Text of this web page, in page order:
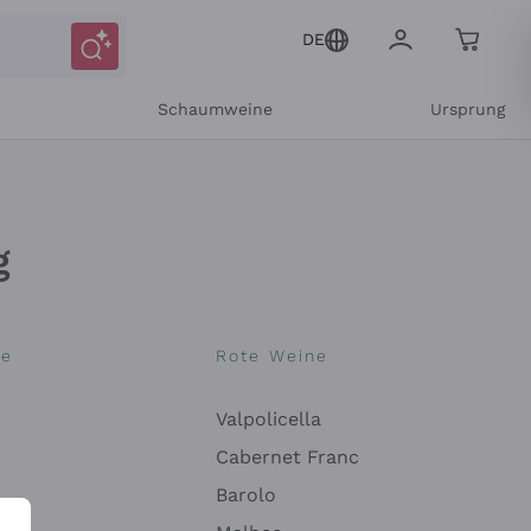
DE
Schaumweine Ursprung
Rote Weine
Valpolicella
Cabernet Franc
Barolo
und personalisierten Angeboten